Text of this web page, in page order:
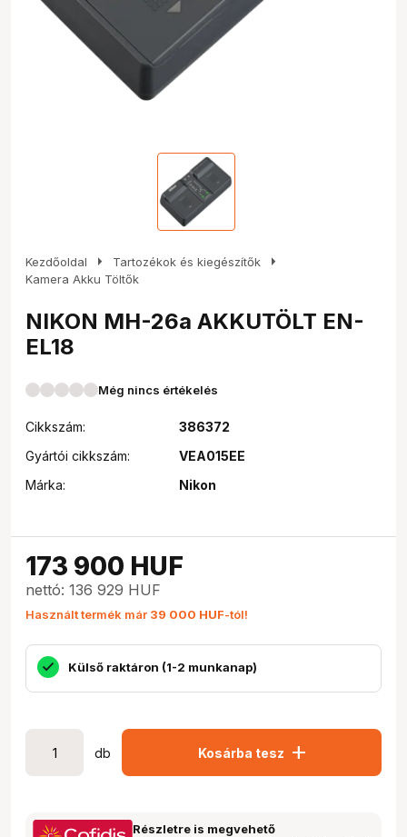
Kezdőoldal arrow_right Tartozékok és kiegészítők arrow_right
Kamera Akku Töltők
NIKON MH-26a AKKUTÖLT EN-
EL18
Még nincs értékelés
Cikkszám:
386372
Gyártói cikkszám:
VEA015EE
Márka:
Nikon
173 900 HUF
nettó: 136 929 HUF
Használt termék már 39 000 HUF-tól!
Külső raktáron (1-2 munkanap)
db Kosárba tesz add
Részletre is megvehető